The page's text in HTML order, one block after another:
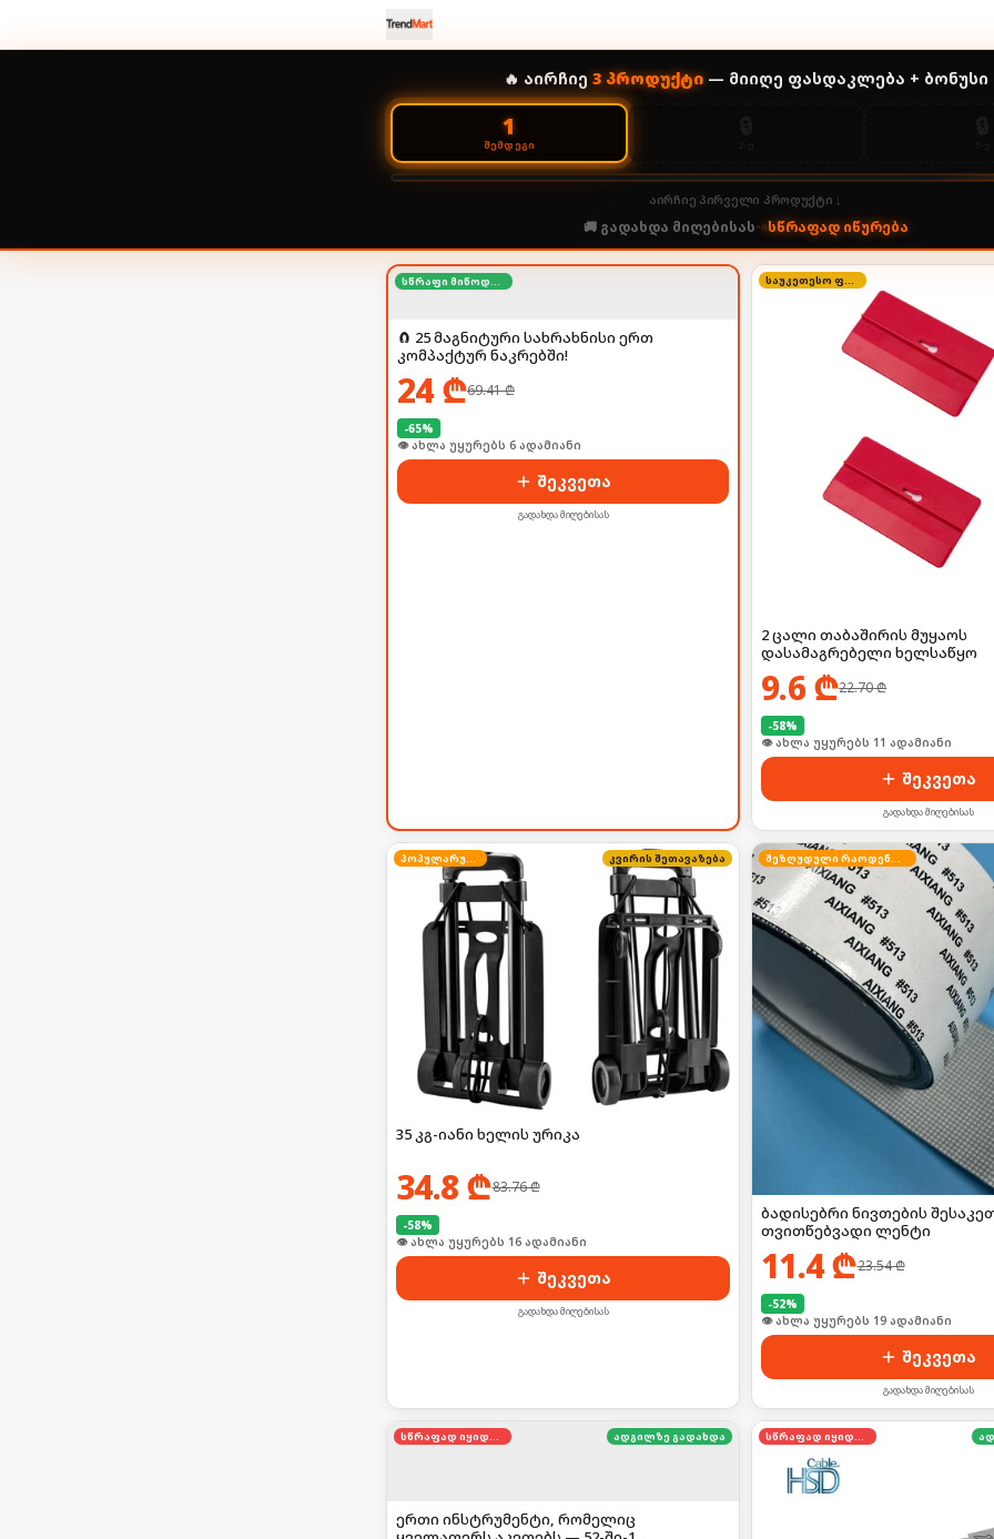
🔥 აირჩიე 3პროდუქტი— მიიღე ფასდაკლება + ბონუსი
1
ᲨᲔᲛᲓᲔᲒᲘ
აირჩიე პირველი პროდუქტი ↓
🚚 გადახდა მიღებისას• სწრაფად იწურება
სწრაფი მიწოდება
🧲 25 მაგნიტური სახრახნისი ერთ
კომპაქტურ ნაკრებში!
24₾69.41₾
-65%
👁 ახლა უყურებს 6 ადამიანი
შეკვეთა
გადახდა მიღებისას
საუკეთესო ფასი
2 ცალი თაბაშირის მუყაოს
დასამაგრებელი ხელსაწყო
9.6₾22.70₾
-58%
👁 ახლა უყურებს 11 ადამიანი
შეკვეთა
გადახდა მიღებისას
პოპულარული კვირის შეთავაზება
35 კგ-იანი ხელის ურიკა
34.8₾83.76₾
-58%
👁 ახლა უყურებს 16 ადამიანი
შეკვეთა
გადახდა მიღებისას
შეზღუდული რაოდენობა
ბადისებრი ნივთების
თვითწებვადი ლენტი
11.4₾23.54₾
-52%
👁 ახლა უყურებს 19 ადამიანი
შეკვეთა
გადახდა მიღებისას
სწრაფად იყიდება ადგილზე გადახდა
ერთი ინსტრუმენტი, რომელიც
სწრაფად იყიდება